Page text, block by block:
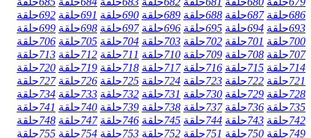
686حلقة 687حلقة 688حلقة 689حلقة 690حلقة 691حلقة 692حلقة
693حلقة 694حلقة 695حلقة 696حلقة 697حلقة 698حلقة 699حلقة
700حلقة 701حلقة 702حلقة 703حلقة 704حلقة 705حلقة 706حلقة
707حلقة 708حلقة 709حلقة 710حلقة 711حلقة 712حلقة 713حلقة
714حلقة 715حلقة 716حلقة 717حلقة 718حلقة 719حلقة 720حلقة
721حلقة 722حلقة 723حلقة 724حلقة 725حلقة 726حلقة 727حلقة
728حلقة 729حلقة 730حلقة 731حلقة 732حلقة 733حلقة 734حلقة
735حلقة 736حلقة 737حلقة 738حلقة 739حلقة 740حلقة 741حلقة
742حلقة 743حلقة 744حلقة 745حلقة 746حلقة 747حلقة 748حلقة
749حلقة 750حلقة 751حلقة 752حلقة 753حلقة 754حلقة 755حلقة